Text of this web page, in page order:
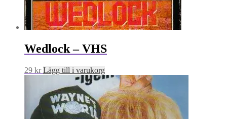
Wedlock – VHS
29 kr Lägg till i varukorg